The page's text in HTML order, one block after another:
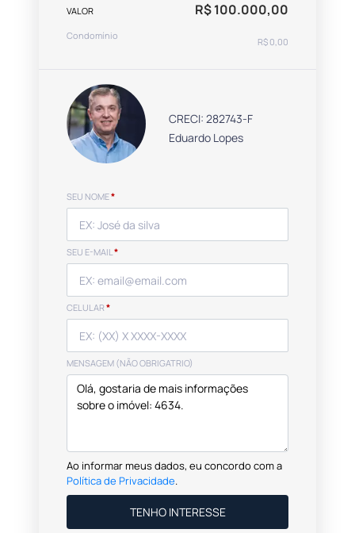
VALOR R$ 100.000,00
Condomínio
R$ 0,00
CRECI: 282743-F
Eduardo Lopes
SEU NOME*
SEU E-MAIL*
CELULAR *
MENSAGEM (NÃO OBRIGATRIO)
Ao informar meus dados, eu concordo com a
Política de Privacidade.
TENHO INTERESSE